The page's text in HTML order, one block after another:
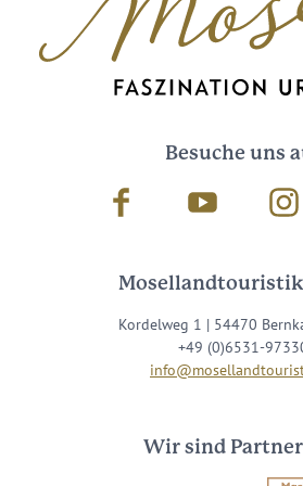
Besuche uns
Facebook Youtube
Mosellandtouristik
Kordelweg 1 | 54470
+49 (0)6531-
Wir sind